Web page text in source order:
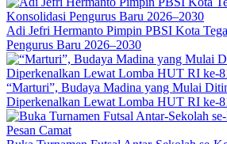
Adi Jefri Hermanto Pimpin PBSI Kota
Pengurus Baru 2026–2030
“Marturi”, Budaya Madina yang Mulai
Diperkenalkan Lewat Lomba HUT RI ke-